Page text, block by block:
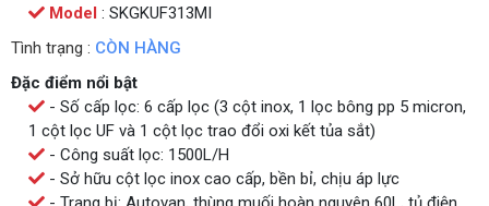
Model : SKGKUF313MI
Tình trạng : CÒN HÀNG
Đặc điểm nổi bật
- Số cấp lọc: 6 cấp lọc (3 cột inox, 1 lọc bông pp 5 micron,
1 cột lọc UF và 1 cột lọc trao đổi oxi kết tủa sắt)
- Công suất lọc: 1500L/H
- Sở hữu cột lọc inox cao cấp, bền bỉ, chịu áp lực